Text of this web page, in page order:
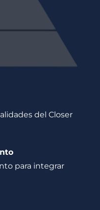
del Closer
para integrar